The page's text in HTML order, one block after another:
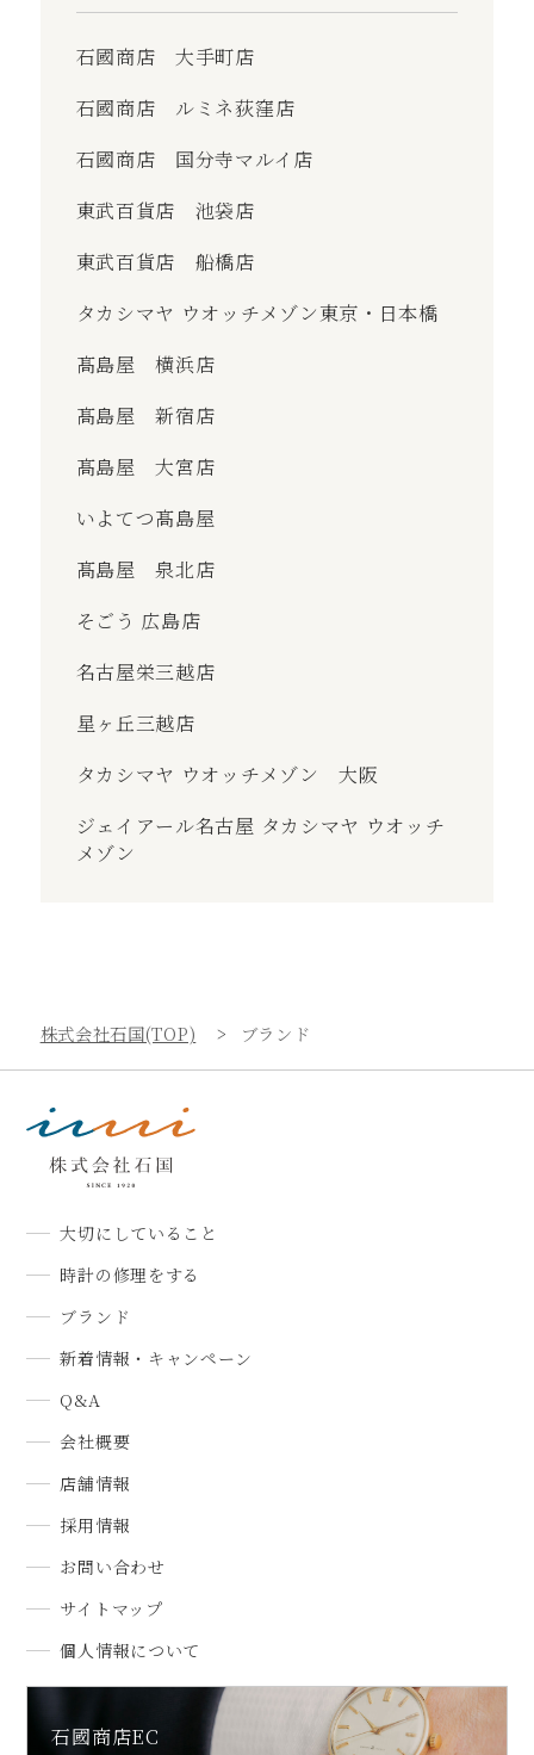
石國商店 大手町店
石國商店 ルミネ荻窪店
石國商店 国分寺マルイ店
東武百貨店 池袋店
東武百貨店 船橋店
タカシマヤ ウオッチメゾン東京・日本橋
髙島屋 横浜店
髙島屋 新宿店
髙島屋 大宮店
いよてつ髙島屋
髙島屋 泉北店
そごう 広島店
名古屋栄三越店
星ヶ丘三越店
タカシマヤ ウオッチメゾン 大阪
ジェイアール名古屋 タカシマヤ ウオッチ
メゾン
株式会社石国(TOP) ブランド
大切にしていること
時計の修理をする
ブランド
新着情報・キャンペーン
Q&A
会社概要
店舗情報
採用情報
お問い合わせ
サイトマップ
個人情報について
石國商店EC